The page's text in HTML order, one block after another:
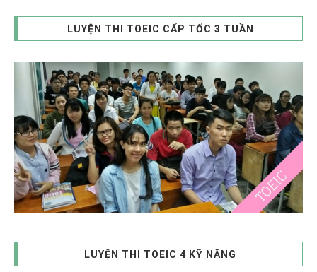
LUYỆN THI TOEIC CẤP TỐC 3 TUẦN
LUYỆN THI TOEIC 4 KỸ NĂNG